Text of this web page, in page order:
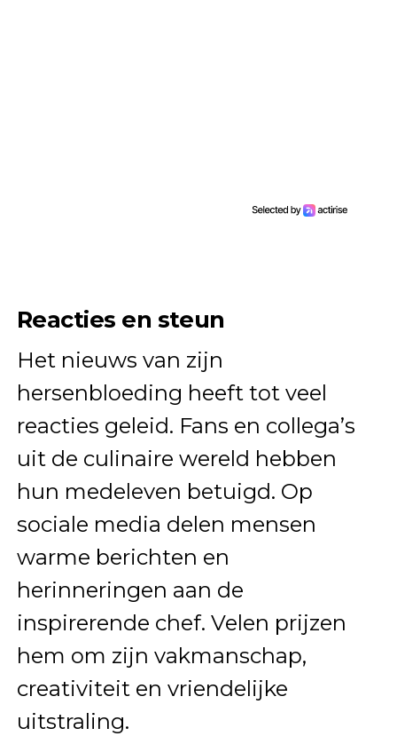
Reacties en steun
Het nieuws van zijn
hersenbloeding heeft tot veel
reacties geleid. Fans en collega’s
uit de culinaire wereld hebben
hun medeleven betuigd. Op
sociale media delen mensen
warme berichten en
herinneringen aan de
inspirerende chef. Velen prijzen
hem om zijn vakmanschap,
creativiteit en vriendelijke
uitstraling.